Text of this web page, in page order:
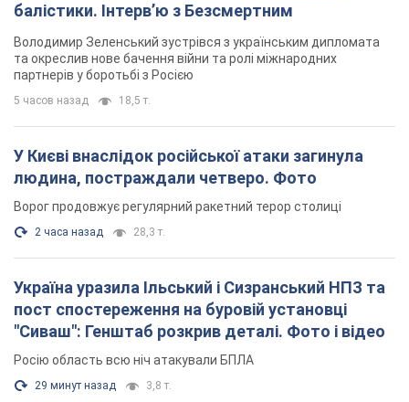
балістики. Інтерв’ю з Безсмертним
Володимир Зеленський зустрівся з українським дипломата
та окреслив нове бачення війни та ролі міжнародних
партнерів у боротьбі з Росією
5 часов назад 18,5 т.
У Києві внаслідок російської атаки загинула
людина, постраждали четверо. Фото
Ворог продовжує регулярний ракетний терор столиці
2 часа назад 28,3 т.
Україна уразила Ільський і Сизранський НПЗ та
пост спостереження на буровій установці
"Сиваш": Генштаб розкрив деталі. Фото і відео
Росію область всю ніч атакували БПЛА
29 минут назад 3,8 т.